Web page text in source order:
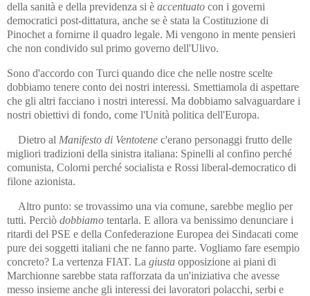
della sanità e della previdenza si è accentuato con i governi
democratici post-dittatura, anche se è stata la Costituzione di
Pinochet a fornirne il quadro legale. Mi vengono in mente pensieri
che non condivido sul primo governo dell'Ulivo.
Sono d'accordo con Turci quando dice che nelle nostre scelte
dobbiamo tenere conto dei nostri interessi. Smettiamola di aspettare
che gli altri facciano i nostri interessi. Ma dobbiamo salvaguardare i
nostri obiettivi di fondo, come l'Unità politica dell'Europa.
Dietro al Manifesto di Ventotene c'erano personaggi frutto delle
migliori tradizioni della sinistra italiana: Spinelli al confino perché
comunista, Colorni perché socialista e Rossi liberal-democratico di
filone azionista.
Altro punto: se trovassimo una via comune, sarebbe meglio per
tutti. Perciò dobbiamo tentarla. E allora va benissimo denunciare i
ritardi del PSE e della Confederazione Europea dei Sindacati come
pure dei soggetti italiani che ne fanno parte. Vogliamo fare esempio
concreto? La vertenza FIAT. La giusta opposizione ai piani di
Marchionne sarebbe stata rafforzata da un'iniziativa che avesse
messo insieme anche gli interessi dei lavoratori polacchi, serbi e